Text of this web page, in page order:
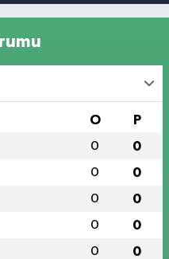
O P
0 0
0 0
0 0
0 0
0 0